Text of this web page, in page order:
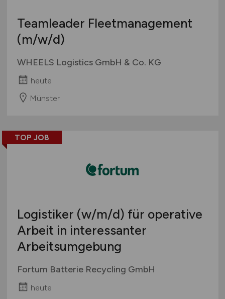
Teamleader Fleetmanagement
(m/w/d)
WHEELS Logistics GmbH & Co. KG
heute
Münster
TOP JOB
Logistiker (w/m/d) für operative
Arbeit in interessanter
Arbeitsumgebung
Fortum Batterie Recycling GmbH
heute